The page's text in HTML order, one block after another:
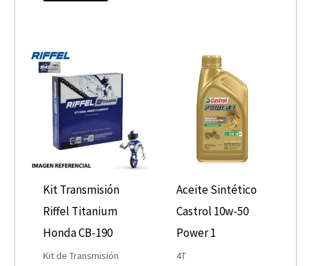
Kit Transmisión
Riffel Titanium
Honda CB-190
Kit de Transmisión
Aceite Sintético
Castrol 10w-50
Power 1
4T